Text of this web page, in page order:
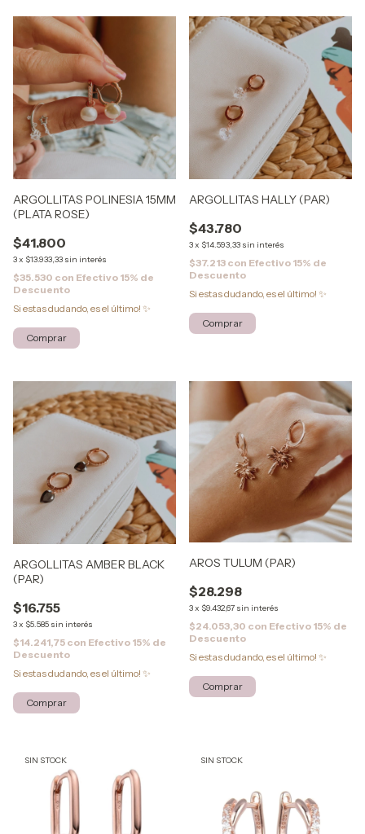
ARGOLLITAS POLINESIA 15MM
(PLATA ROSE)
$41.800
3x $13.933,33 sin interés
$35.530 con Efectivo 15% de
Descuento
Si estas dudando, es el último! ✨
ARGOLLITAS HALLY (PAR)
$43.780
3x $14.593,33 sin interés
$37.213 con Efectivo 15% de
Descuento
Si estas dudando, es el último! ✨
ARGOLLITAS AMBER BLACK
(PAR)
$16.755
3x $5.585 sin interés
$14.241,75 con Efectivo 15% de
Descuento
Si estas dudando, es el último! ✨
AROS TULUM (PAR)
$28.298
3x $9.432,67 sin interés
$24.053,30 con Efectivo 15% de
Descuento
Si estas dudando, es el último! ✨
SIN STOCK SIN STOCK